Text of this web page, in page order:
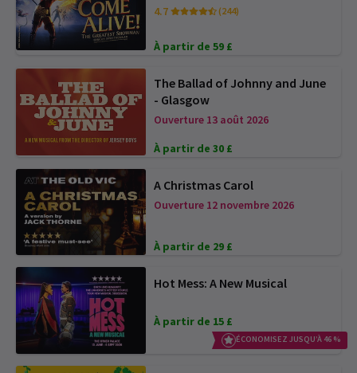
4.7 (244)
À partir de 59 £
The Ballad of Johnny and June
- Glasgow
Ouverture 13 août 2026
À partir de 30 £
A Christmas Carol
Ouverture 12 novembre 2026
À partir de 29 £
Hot Mess: A New Musical
À partir de 15 £
ÉCONOMISEZ JUSQU’À 46 %